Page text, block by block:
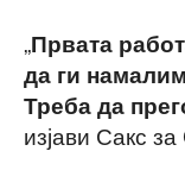
„Првата
да ги
Треба да
изјави Сакс